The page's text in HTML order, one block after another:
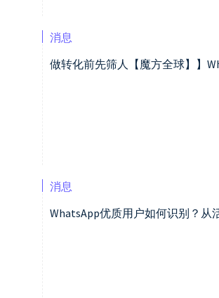
消息
做转化前先筛人【魔方全球】】
消息
WhatsApp优质用户如何识别？从